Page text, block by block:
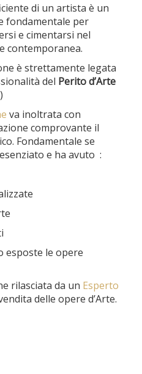
di un artista è un
fondamentale per
e cimentarsi nel
contemporanea.
è strettamente legata
del Perito d’Arte
va inoltrata con
comprovante il
Fondamentale se
e ha avuto :
esposte le opere
rilasciata da un Esperto
delle opere d’Arte.